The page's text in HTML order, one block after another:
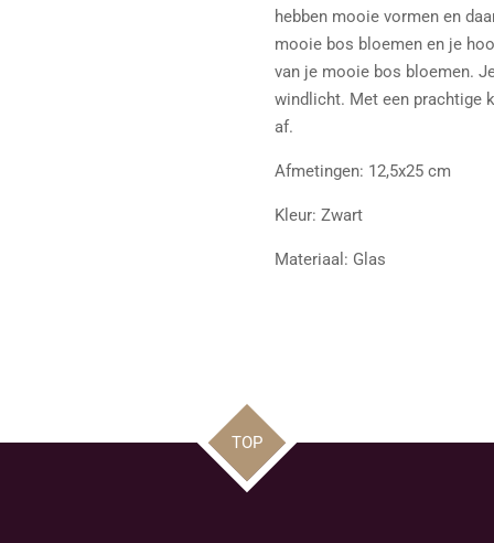
hebben mooie vormen en
mooie bos bloemen en je
van je mooie bos bloemen.
windlicht. Met een prachtige
af.
Afmetingen: 12,5x25 cm
Kleur: Zwart
Materiaal: Glas
TOP